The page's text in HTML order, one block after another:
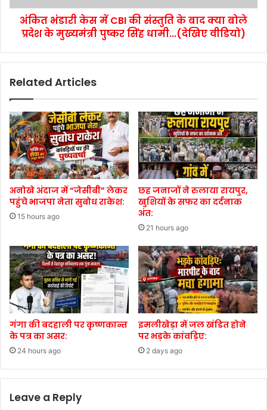
अंकित भंडारी केस में CBI की संस्तुति के बाद क्या बोले
प्रदेश के मुख्यमंत्री पुष्कर सिंह धामी...(देखिए वीडियो)
Related Articles
अनोखे अंदाज में “जेसीबी” लेकर
पहुंचे भाजपा नेता सुबोध राकेश:
15 hours ago
छह जनाजों ने रुलाया रायपुर,
खुशियों के सफर का दर्दनाक
अंत:
21 hours ago
गंगा की बदहाली पर कृष्णकान्त
के पत्र का असर:
24 hours ago
इमलीखेड़ा में जल खंडित होने
पर भड़के कांवड़िए:
2 days ago
Leave a Reply